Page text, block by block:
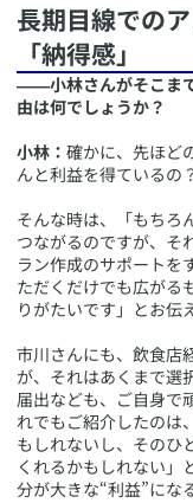
長期目線での
「納得感」
――小林さんがそこま
由は何でしょうか？
小林： 確かに、先ほど
んと利益を得ているの
そんな時は、「もちろ
つながるのですが、そ
ラン作成のサポートを
ただくだけでも広がる
りがたいです」とお伝
市川さんにも、飲食店
が、それはあくまで選
届出なども、ご自身で
れでもご紹介したのは
もしれないし、そのひ
くれるかもしれない」
分が大きな“利益”にな